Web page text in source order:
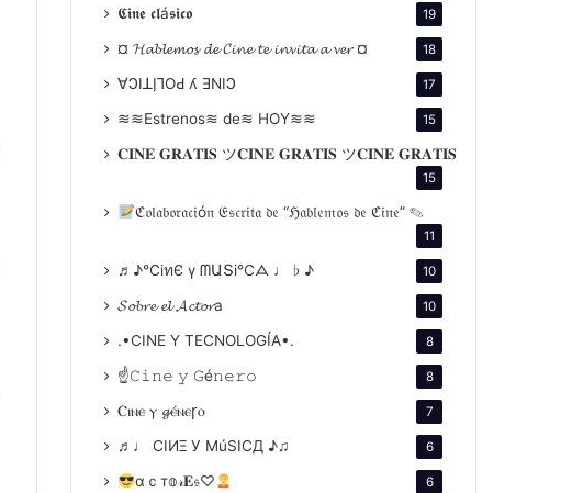
𝕮𝖎𝖓𝖊 𝖈𝖑á𝖘𝖎𝖈𝖔 19
¤ 𝓗𝓪𝓫𝓵𝓮𝓶𝓸𝓼 𝓭𝓮 𝓒𝓲𝓷𝓮 𝓽𝓮 𝓲𝓷𝓿𝓲𝓽𝓪 𝓪 𝓿𝓮𝓻 ¤ 18
∀ϽIꓕI̗⅂OԀ ʎ ƎNIϽ 17
≋≋Estrenos≋ de≋ HOY≋≋ 15
𝐂𝐈𝐍𝐄 𝐆𝐑𝐀𝐓𝐈𝐒 ツ𝐂𝐈𝐍𝐄 𝐆𝐑𝐀𝐓𝐈𝐒 ツ𝐂𝐈𝐍𝐄 𝐆𝐑𝐀𝐓𝐈𝐒
15
ℭ𝔬𝔩𝔞𝔟𝔬𝔯𝔞𝔠𝔦ó𝔫 𝔈𝔰𝔠𝔯𝔦𝔱𝔞 𝔡𝔢 “ℌ𝔞𝔟𝔩𝔢𝔪𝔬𝔰 𝔡𝔢 ℭ𝔦𝔫𝔢” ✎
11
♬♪℃іทЄ ү ᗰԱՏі℃ᗋ ♩ ♭ ♪ 10
𝓢𝓸𝓫𝓻𝓮 𝓮𝓵 𝓐𝓬𝓽𝓸𝓻a 10
.•CINE Y TECNOLOGÍA•. 8
☝𝙲𝚒𝚗𝚎 𝚢 𝙶é𝚗𝚎𝚛𝚘 8
Ⲥⲓⲛⲉ ⲩ 𝓰ⲉ́ⲛⲉꞅⲟ 7
♬♩ CIИΞ У MúSICД ♪♫ 6
αｃт𝕠𝓇𝐄𝔰♡ 6